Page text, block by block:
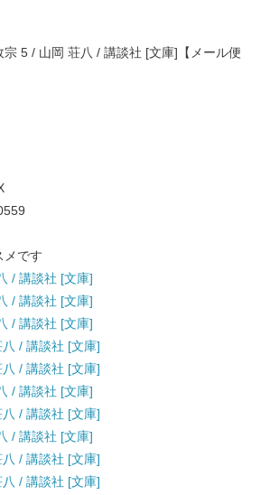
5 / 山岡 荘八 / 講談社 [文庫]【メール便
メです
/ 講談社 [文庫]
/ 講談社 [文庫]
/ 講談社 [文庫]
/ 講談社 [文庫]
/ 講談社 [文庫]
/ 講談社 [文庫]
/ 講談社 [文庫]
/ 講談社 [文庫]
/ 講談社 [文庫]
/ 講談社 [文庫]